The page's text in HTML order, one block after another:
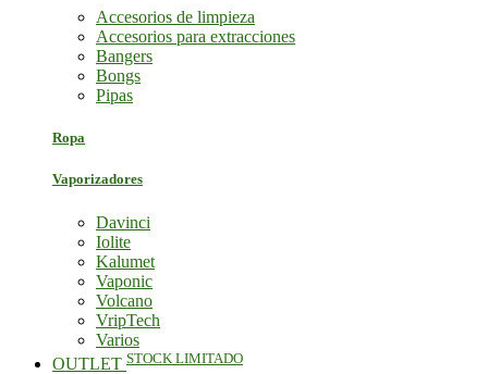
Accesorios de limpieza
Accesorios para extracciones
Bangers
Bongs
Pipas
Ropa
Vaporizadores
Davinci
Iolite
Kalumet
Vaponic
Volcano
VripTech
Varios
OUTLET STOCK LIMITADO